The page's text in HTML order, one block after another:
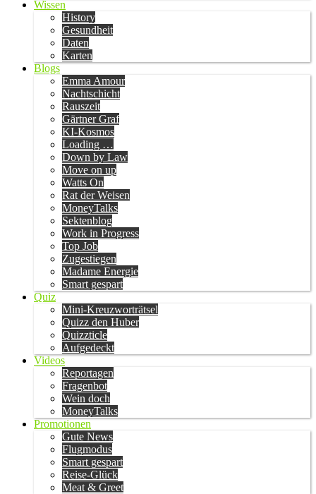
Wissen
History
Gesundheit
Daten
Karten
Blogs
Emma Amour
Nachtschicht
Rauszeit
Gärtner Graf
KI-Kosmos
Loading …
Down by Law
Move on up
Watts On
Rat der Weisen
MoneyTalks
Sektenblog
Work in Progress
Top Job
Zugestiegen
Madame Energie
Smart gespart
Quiz
Mini-Kreuzworträtsel
Quizz den Huber
Quizzticle
Aufgedeckt
Videos
Reportagen
Fragenbot
Wein doch
MoneyTalks
Promotionen
Gute News
Flugmodus
Smart gespart
Reise-Glück
Meat & Greet